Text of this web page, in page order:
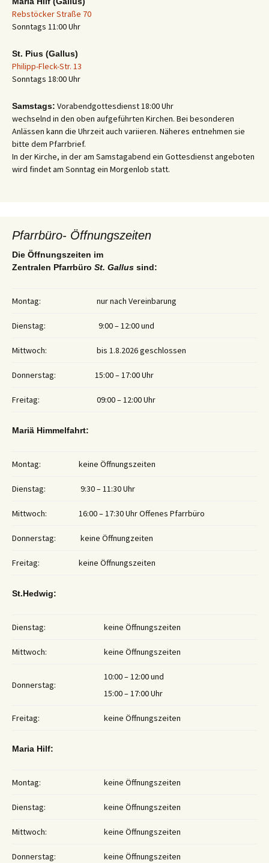
Rebstöcker Straße 70
Sonntags 11:00 Uhr
St. Pius (Gallus)
Philipp-Fleck-Str. 13
Sonntags 18:00 Uhr
Samstags: Vorabendgottesdienst 18:00 Uhr
wechselnd in den oben aufgeführten Kirchen. Bei besonderen
Anlässen kann die Uhrzeit auch variieren. Näheres entnehmen sie
bitte dem Pfarrbrief.
In der Kirche, in der am Samstagabend ein Gottesdienst angeboten
wird findet am Sonntag ein Morgenlob statt.
Pfarrbüro- Öffnungszeiten
Die Öffnungszeiten im
Zentralen Pfarrbüro St. Gallus sind:
Montag: nur nach Vereinbarung
Dienstag: 9:00 – 12:00 und
Mittwoch: bis 1.8.2026 geschlossen
Donnerstag: 15:00 – 17:00 Uhr
Freitag: 09:00 – 12:00 Uhr
Mariä Himmelfahrt:
Montag: keine Öffnungszeiten
Dienstag: 9:30 – 11:30 Uhr
Mittwoch: 16:00 – 17:30 Uhr Offenes Pfarrbüro
Donnerstag: keine Öffnungzeiten
Freitag: keine Öffnungszeiten
St.Hedwig:
Dienstag: keine Öffnungszeiten
Mittwoch: keine Öffnungszeiten
Donnerstag:
10:00 – 12:00 und
15:00 – 17:00 Uhr
Freitag: keine Öffnungszeiten
Maria Hilf:
Montag: keine Öffnungszeiten
Dienstag: keine Öffnungszeiten
Mittwoch: keine Öffnungszeiten
Donnerstag: keine Öffnungszeiten